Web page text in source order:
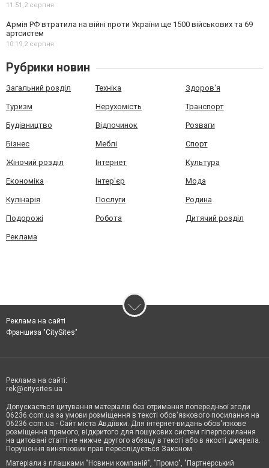
11:51,2 серпня
Армія РФ втратила на війні проти України ще 1500 військових та 69
артсистем
10:19,2 серпня
Рубрики новин
Загальний розділ Техніка Здоров'я
Туризм Нерухомість Транспорт
Будівництво Відпочинок Розваги
Бізнес Меблі Спорт
Жіночий розділ Інтернет Культура
Економіка Інтер'єр Мода
Кулінарія Послуги Родина
Подорожі Робота Дитячий розділ
Реклама
Реклама на сайті
Франшиза "CitySites"
Реклама на сайті:
rek@citysites.ua
Допускається цитування матеріалів без отримання попередньої згоди
06236.com.ua за умови розміщення в тексті обов'язкового посилання на
06236.com.ua - Сайт міста Авдіївки. Для інтернет-видань обов'язкове
розміщення прямого, відкритого для пошукових систем гіперпосилання
на цитовані статті не нижче другого абзацу в тексті або в якості джерела.
Порушення виняткових прав переслідується Законом.
Матеріали з плашками "Новини компаній", "Промо", "Партнерський